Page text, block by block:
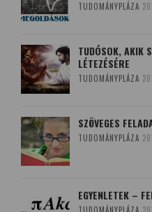
TUDOMÁNYPLÁZA
TUDÓSOK, AKIK
LÉTEZÉSÉRE
TUDOMÁNYPLÁZA
SZÖVEGES
TUDOMÁNYPLÁZA
EGYENLETEK –